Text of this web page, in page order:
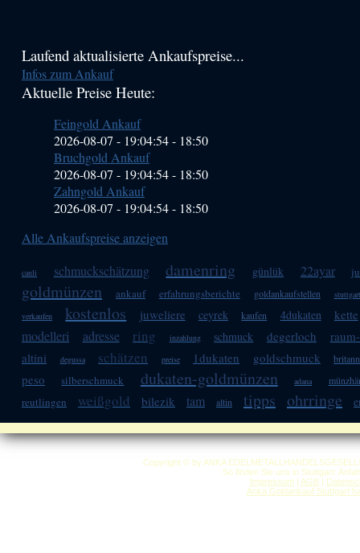
Haupt-
Sidebar
Laufend aktualisierte Ankaufspreise...
Infos zum Ankauf
Aktuelle Preise Heute:
Feingold Ankauf
2026-08-07 - 19:04:54- 18:50
Bruchgold Ankauf
2026-08-07 - 19:04:54- 18:50
Zahngold Ankauf
2026-08-07 - 19:04:54- 18:50
Alle Ankaufspreise anzeigen
canli schmuckschätzung damenring günlük 22ayar
goldmünzen ankauf erfahrungsberichte goldankaufstellen
stuttgart
verkaufen
kostenlos juweliere ceyrek kaufen 4dukaten kette
modelleri adresse ring inzahlung schmuck degerloch
altini
degussa schätzen preise 1dukaten goldschmuck
peso silberschmuck dukaten-goldmünzen adana
reutlingen weißgold bilezik tam altin tipps ohrringe
Copyright © by ANKA
So finden Sie uns in Stuttgart:
Impressum| AGB|
Anka Goldankauf Stuttgart